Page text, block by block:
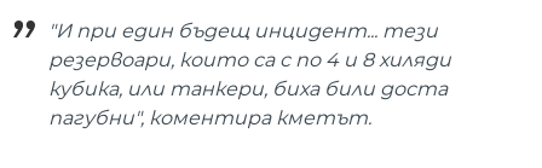
"И при един бъдещ инцидент... тези
резервоари, които са с по 4 и 8 хиляди
кубика, или танкери, биха били доста
пагубни", коментира кметът.